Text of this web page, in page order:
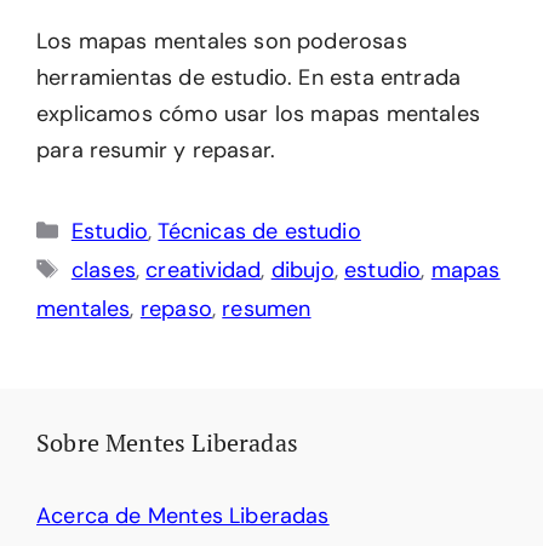
Los mapas mentales son poderosas
herramientas de estudio. En esta entrada
explicamos cómo usar los mapas mentales
para resumir y repasar.
Categorías
Estudio,Técnicas de estudio
Etiquetas
clases,creatividad, dibujo,estudio, mapas
mentales, repaso, resumen
Sobre Mentes Liberadas
Acerca de Mentes Liberadas